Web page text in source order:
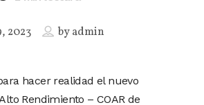
2023 byadmin
hacer realidad el nuevo
Rendimiento – COAR de